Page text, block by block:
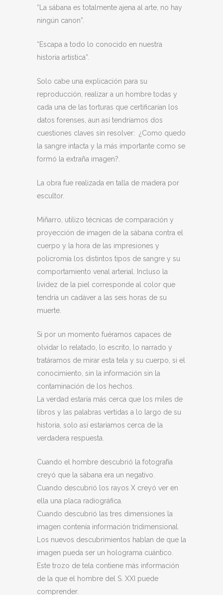
“La sábana es totalmente ajena al arte, no hay
ningún canon”.
“Escapa a todo lo conocido en nuestra
historia artística”.
Solo cabe una explicación para su
reproducción, realizar a un hombre todas y
cada una de las torturas que certificarían los
datos forenses, aun así tendríamos dos
cuestiones claves sin resolver: ¿Como quedo
la sangre intacta y la más importante como se
formó la extraña imagen?.
La obra fue realizada en talla de madera por
escultor.
Miñarro, utilizo técnicas de comparación y
proyección de imagen de la sábana contra el
cuerpo y la hora de las impresiones y
policromía los distintos tipos de sangre y su
comportamiento venal arterial. Incluso la
lividez de la piel corresponde al color que
tendría un cadáver a las seis horas de su
muerte.
Si por un momento fuéramos capaces de
olvidar lo relatado, lo escrito, lo narrado y
tratáramos de mirar esta tela y su cuerpo, si el
conocimiento, sin la información sin la
contaminación de los hechos.
La verdad estaría más cerca que los miles de
libros y las palabras vertidas a lo largo de su
historia, solo así estaríamos cerca de la
verdadera respuesta.
Cuando el hombre descubrió la fotografía
creyó que la sábana era un negativo.
Cuando descubrió los rayos X creyó ver en
ella una placa radiográfica.
Cuando descubrió las tres dimensiones la
imagen contenía información tridimensional.
Los nuevos descubrimientos hablan de que la
imagen pueda ser un holograma cuántico.
Este trozo de tela contiene más información
de la que el hombre del S. XXI puede
comprender.